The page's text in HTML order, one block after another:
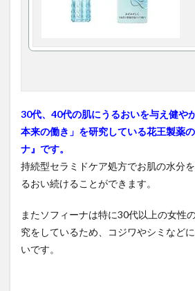
30代、40代の肌にうるおいを与え健や
本来の働き」を研究している花王製薬
ナ』です。
持続型セラミドケア処方でお肌の水分
るおい続けることができます。
またソフィーナは特に30代以上の女性
究をしているため、コジワやシミなど
いです。